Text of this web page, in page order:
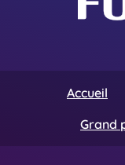
Accueil
Grand